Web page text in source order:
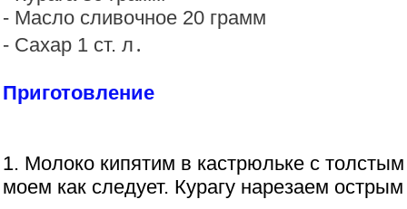
- Масло сливочное 20 грамм
- Сахар 1 cт. л․
Приготовление
1. Молоко кипятим в кастрюльке с
моем как следует. Курагу нарезаем